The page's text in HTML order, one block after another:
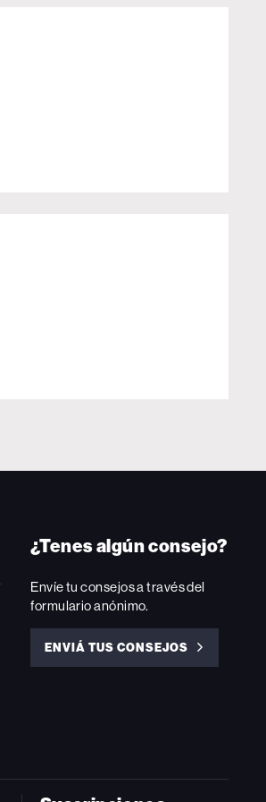
¿Tenes algún consejo?
Envíe tu consejos a través del
formulario anónimo.
ENVIÁ TUS CONSEJOS
ENVIÁ
TUS